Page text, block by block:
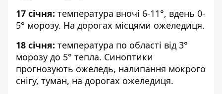
17 січня: температура вночі 6-11°, вдень 0-
5° морозу. На дорогах місцями ожеледиця.
18 січня: температура по області від 3°
морозу до 5° тепла. Синоптики
прогнозують ожеледь, налипання мокрого
снігу, туман, на дорогах ожеледиця.